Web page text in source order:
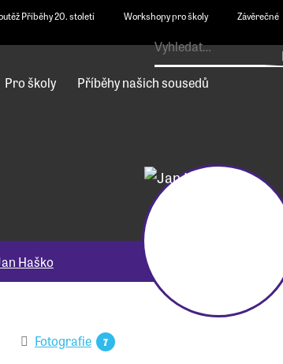
Příběhy 20. století Workshopy pro školy
Závěrečné
Pro školy Příběhy našich sousedů
Haško
Fotografie 7